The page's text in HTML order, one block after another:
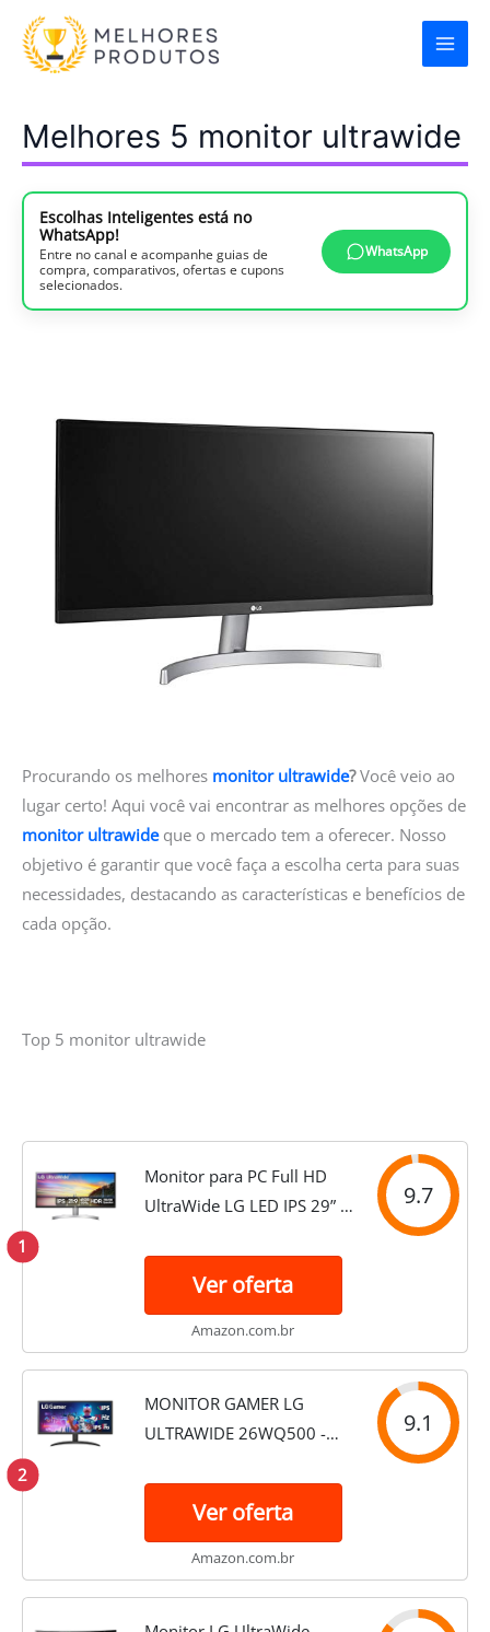
para
Melhores 5 monitor ultrawide
Escolhas Inteligentes está no
WhatsApp!
Entre no canal e acompanhe guias de
compra, comparativos, ofertas e cupons
selecionados.
WhatsApp
Procurando os melhores monitor ultrawide?Você veio ao
lugar certo! Aqui você vai encontrar as melhores opções de
monitor ultrawideque o mercado tem a oferecer. Nosso
objetivo é garantir que você faça a escolha certa para suas
necessidades, destacando as características e benefícios de
cada opção.
Top 5 monitor ultrawide
1
Monitor para PC Full HD
UltraWide LG LED IPS 29” -
9.7
Ver oferta
Amazon.com.br
2
MONITOR GAMER LG
ULTRAWIDE 26WQ500 -
FHD (2560X1080), 75HZ,
1MS (MBR), HDMI,
FREESYNC, HDR10
9.1
Ver oferta
Amazon.com.br